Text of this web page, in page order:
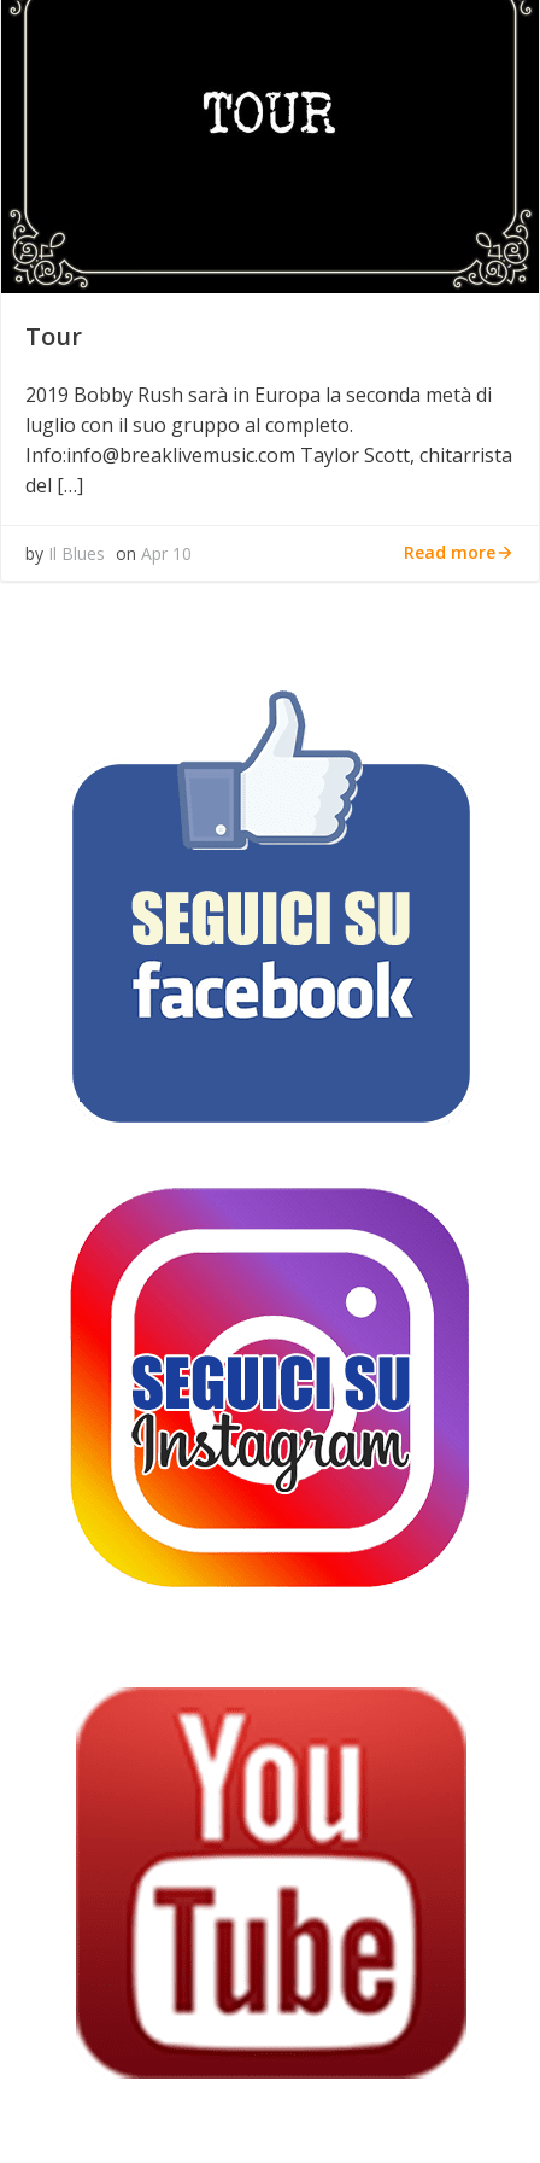
Tour
2019 Bobby Rush sarà in Europa la seconda metà di
luglio con il suo gruppo al completo.
Info:info@breaklivemusic.com Taylor Scott, chitarrista
del […]
by Il Blues on Apr 10 Read more